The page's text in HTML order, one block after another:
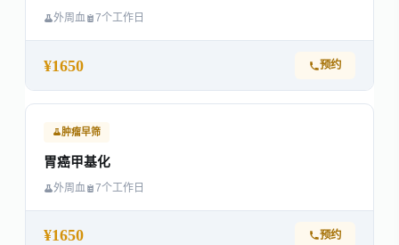
外周血 7个工作日
¥1650 预约
肿瘤早筛
胃癌甲基化
外周血 7个工作日
¥1650 预约